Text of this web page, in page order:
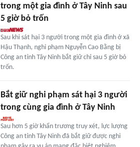
trong một gia đình ở Tây Ninh sau
5 giờ bỏ trốn
Sau khi sát hại 3 người trong một gia đình ở xã
Hậu Thạnh, nghi phạm Nguyễn Cao Bằng bị
Công an tỉnh Tây Ninh bắt giữ chỉ sau 5 giờ bỏ
trốn.
Bắt giữ nghi phạm sát hại 3 người
trong cùng gia đình ở Tây Ninh
Sau hơn 5 giờ khẩn trương truy xét, lực lượng
Công an tỉnh Tây Ninh đã bắt giữ được nghi